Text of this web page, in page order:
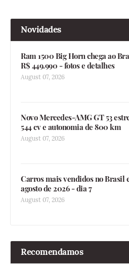
Novidades
Ram 1500 Big Horn chega ao
R$ 449.990 - fotos e detalhes
August 07, 2026
Novo Mercedes-AMG GT 53
544 cv e autonomia de 800 km
August 07, 2026
Carros mais vendidos no Brasil
agosto de 2026 - dia 7
August 07, 2026
Recomendamos